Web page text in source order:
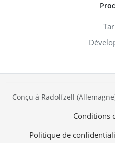
Conçu à Radolfzell
Conditions
Politique de